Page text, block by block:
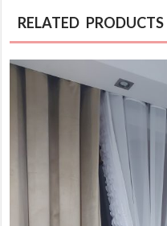
RELATED PRODUCTS